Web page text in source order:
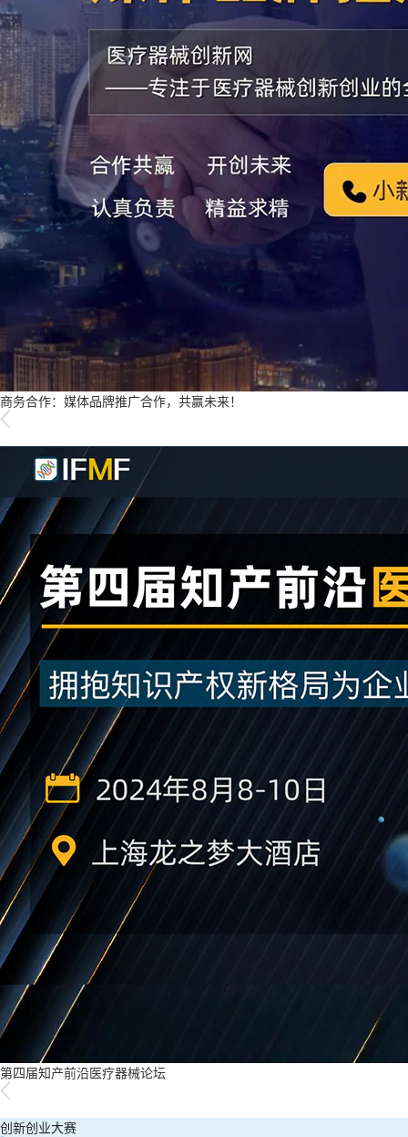
商务合作：媒体品牌推广合作，共赢未来！
第四届知产前沿医疗器械论坛
创新创业大赛